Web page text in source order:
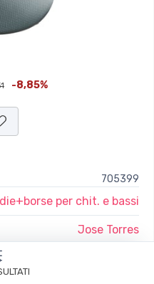
-8,85%
705399
per chit. e bassi
Jose Torres